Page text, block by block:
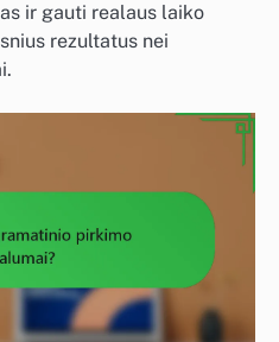
ir gauti realaus laiko
rezultatus nei